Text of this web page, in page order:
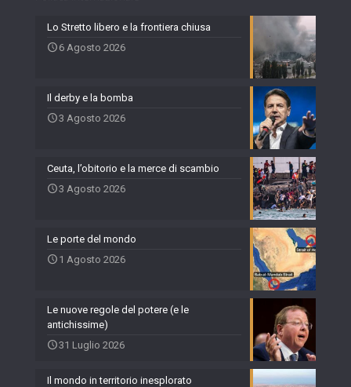
Lo Stretto libero e la frontiera chiusa
6 Agosto 2026
Il derby e la bomba
3 Agosto 2026
Ceuta, l’obitorio e la merce di scambio
3 Agosto 2026
Le porte del mondo
1 Agosto 2026
Le nuove regole del potere (e le
antichissime)
31 Luglio 2026
Il mondo in territorio inesplorato